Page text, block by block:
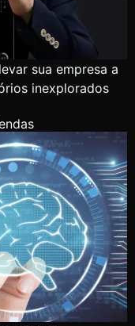
sua empresa a
inexplorados